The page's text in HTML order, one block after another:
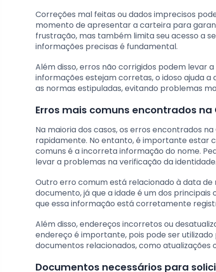
Correções mal feitas ou dados imprecisos
momento de apresentar a carteira para
frustração, mas também limita seu acesso a
informações precisas é fundamental.
Além disso, erros não corrigidos podem levar
informações estejam corretas, o idoso ajuda
as normas estipuladas, evitando problemas
Erros mais comuns encontrados
Na maioria dos casos, os erros encontrados
rapidamente. No entanto, é importante estar
comuns é a incorreta informação do nome.
levar a problemas na verificação da identidade.
Outro erro comum está relacionado à data
documento, já que a idade é um dos
que essa informação está corretamente
Além disso, endereços incorretos ou
endereço é importante, pois pode ser
documentos relacionados, como atualizações
Documentos necessários para